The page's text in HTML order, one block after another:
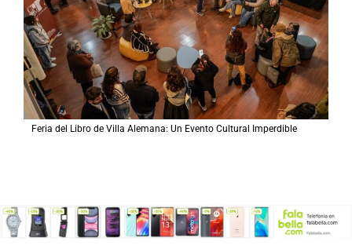
Feria del Libro de Villa Alemana: Un Evento Cultural Imperdible